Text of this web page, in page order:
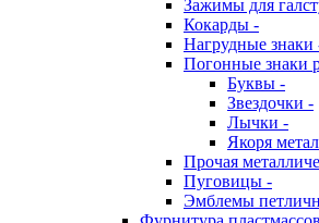
Зажимы для
Кокарды -
Нагрудные знаки
Погонные знаки
Буквы -
Звездочки -
Лычки -
Якоря
Прочая
Пуговицы -
Эмблемы